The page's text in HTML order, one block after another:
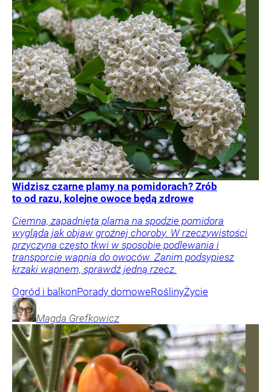
Widzisz czarne plamy na pomidorach? Zrób
to od razu, kolejne owoce będą zdrowe
Ciemna, zapadnięta plama na spodzie pomidora
wygląda jak objaw groźnej choroby. W rzeczywistości
przyczyna często tkwi w sposobie podlewania i
transporcie wapnia do owoców. Zanim podsypiesz
krzaki wapnem, sprawdź jedną rzecz.
Ogród i balkonPorady domoweRoślinyŻycie
Magda Grefkowicz